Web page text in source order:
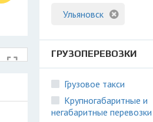
Ульяновск
ГРУЗОПЕРЕВОЗКИ
Грузовое такси
Крупногабаритные и
негабаритные перевозки